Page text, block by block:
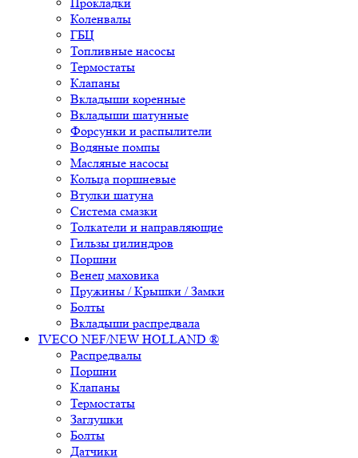
Коленвалы
ГБЦ
Топливные насосы
Термостаты
Клапаны
Вкладыши коренные
Вкладыши шатунные
Форсунки и распылители
Водяные помпы
Масляные насосы
Кольца поршневые
Втулки шатуна
Система смазки
Толкатели и направляющие
Гильзы цилиндров
Поршни
Венец маховика
Пружины / Крышки / Замки
Болты
Вкладыши распредвала
IVECO NEF/NEW HOLLAND ®
Распредвалы
Поршни
Клапаны
Термостаты
Заглушки
Болты
Датчики